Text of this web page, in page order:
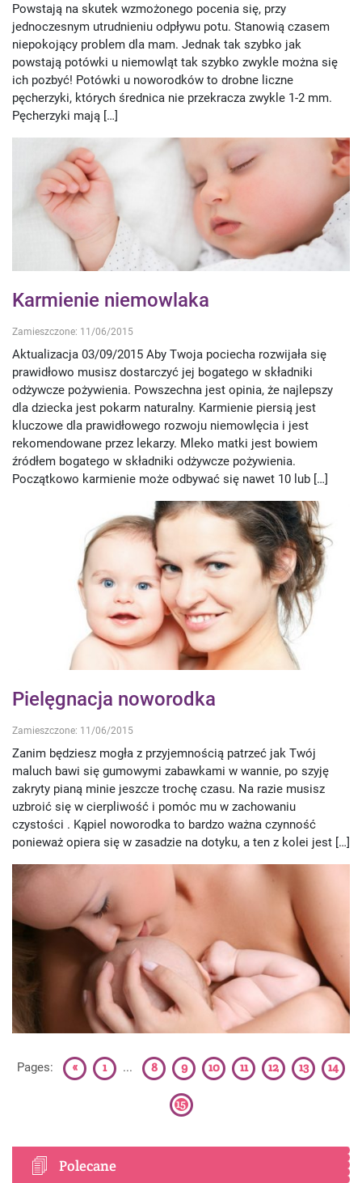
Powstają na skutek wzmożonego pocenia się, przy
jednoczesnym utrudnieniu odpływu potu. Stanowią czasem
niepokojący problem dla mam. Jednak tak szybko jak
powstają potówki u niemowląt tak szybko zwykle można się
ich pozbyć! Potówki u noworodków to drobne liczne
pęcherzyki, których średnica nie przekracza zwykle 1-2 mm.
Pęcherzyki mają […]
Karmienie niemowlaka
Zamieszczone: 11/06/2015
Aktualizacja 03/09/2015 Aby Twoja pociecha rozwijała się
prawidłowo musisz dostarczyć jej bogatego w składniki
odżywcze pożywienia. Powszechna jest opinia, że najlepszy
dla dziecka jest pokarm naturalny. Karmienie piersią jest
kluczowe dla prawidłowego rozwoju niemowlęcia i jest
rekomendowane przez lekarzy. Mleko matki jest bowiem
źródłem bogatego w składniki odżywcze pożywienia.
Początkowo karmienie może odbywać się nawet 10 lub […]
Pielęgnacja noworodka
Zamieszczone: 11/06/2015
Zanim będziesz mogła z przyjemnością patrzeć jak Twój
maluch bawi się gumowymi zabawkami w wannie, po szyję
zakryty pianą minie jeszcze trochę czasu. Na razie musisz
uzbroić się w cierpliwość i pomóc mu w zachowaniu
czystości . Kąpiel noworodka to bardzo ważna czynność
ponieważ opiera się w zasadzie na dotyku, a ten z kolei jest […]
Pages: « 1 ... 8 9 10 11 12 13 14
15
Polecane